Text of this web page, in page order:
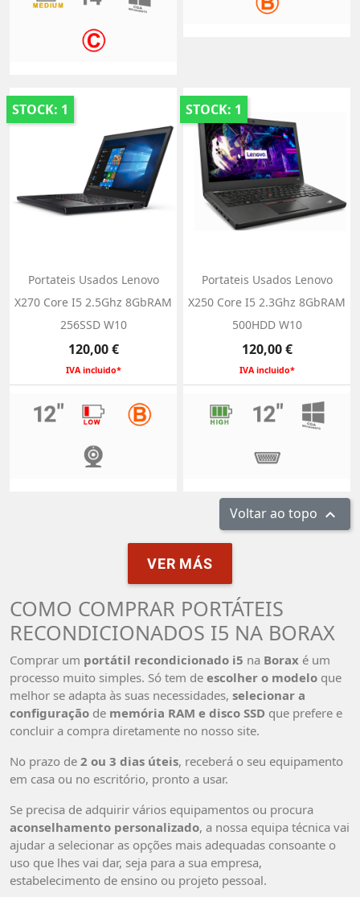
STOCK: 1
Portateis Usados Lenovo
X270 Core I5 2.5Ghz 8GbRAM
256SSD W10
Preço
120,00 €
IVA incluido*
STOCK: 1
Portateis Usados Lenovo
X250 Core I5 2.3Ghz 8GbRAM
500HDD W10
Preço
120,00 €
IVA incluido*
Voltar ao topo 
VER MÁS
COMO COMPRAR PORTÁTEIS
RECONDICIONADOS I5 NA BORAX
Comprar um portátil recondicionado i5 na Borax é um
processo muito simples. Só tem de escolher o modelo que
melhor se adapta às suas necessidades, selecionar a
configuração de memória RAM e disco SSD que prefere e
concluir a compra diretamente no nosso site.
No prazo de 2 ou 3 dias úteis, receberá o seu equipamento
em casa ou no escritório, pronto a usar.
Se precisa de adquirir vários equipamentos ou procura
aconselhamento personalizado, a nossa equipa técnica vai
ajudar a selecionar as opções mais adequadas consoante o
uso que lhes vai dar, seja para a sua empresa,
estabelecimento de ensino ou projeto pessoal.